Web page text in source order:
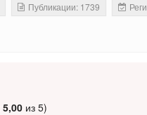
Публикации: 1739
5,00из 5)